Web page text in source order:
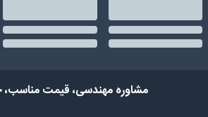
مشاوره مهندسی، قیمت